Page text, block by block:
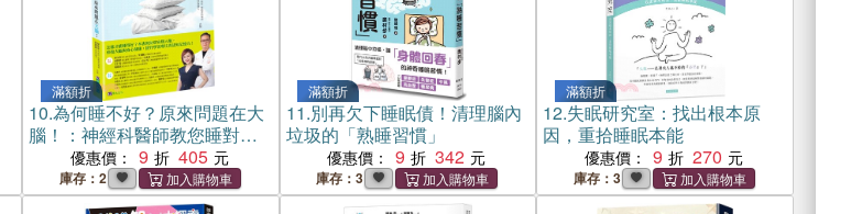
滿額折
10.為何睡不好？原來問題在大
腦！：神經科醫師教您睡對、
睡熟、睡飽、睡好，讓大腦不
生病、提升腦力與免疫力、身
心不焦慮！
優惠價： 9 405
庫存：2
滿額折
11.別再欠下睡眠債！清理腦內
垃圾的「熟睡習慣」
優惠價： 9 342
庫存：3
滿額折
12.失眠研究室：找出根本原
因，重拾睡眠本能
優惠價： 9 270
庫存：3